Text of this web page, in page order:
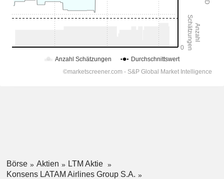
Börse Aktien
LTM Aktie
Konsens LATAM Airlines Group S.A.